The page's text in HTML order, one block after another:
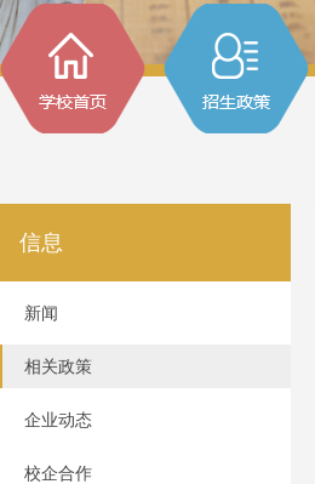
信息
新闻
相关政策
企业动态
校企合作